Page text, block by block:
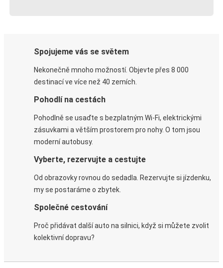
Spojujeme vás se světem
Nekonečně mnoho možností. Objevte přes 8 000
destinací ve více než 40 zemích.
Pohodlí na cestách
Pohodlně se usaďte s bezplatným Wi-Fi, elektrickými
zásuvkami a větším prostorem pro nohy. O tom jsou
moderní autobusy.
Vyberte, rezervujte a cestujte
Od obrazovky rovnou do sedadla. Rezervujte si jízdenku,
my se postaráme o zbytek.
Společné cestování
Proč přidávat další auto na silnici, když si můžete zvolit
kolektivní dopravu?